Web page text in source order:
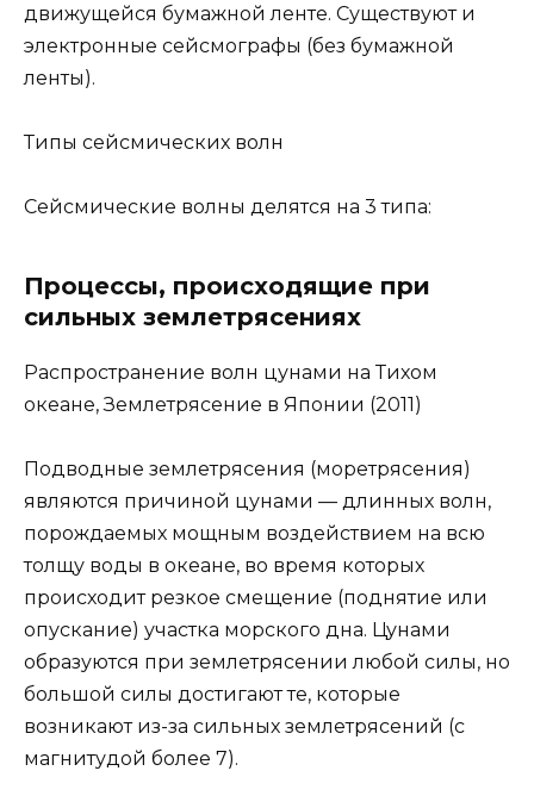
движущейся бумажной ленте. Существуют и
электронные сейсмографы (без бумажной
ленты).
Типы сейсмических волн
Сейсмические волны делятся на 3 типа:
Процессы, происходящие при
сильных землетрясениях
Распространение волн цунами на Тихом
океане, Землетрясение в Японии (2011)
Подводные землетрясения (моретрясения)
являются причиной цунами — длинных волн,
порождаемых мощным воздействием на всю
толщу воды в океане, во время которых
происходит резкое смещение (поднятие или
опускание) участка морского дна. Цунами
образуются при землетрясении любой силы, но
большой силы достигают те, которые
возникают из-за сильных землетрясений (с
магнитудой более 7).